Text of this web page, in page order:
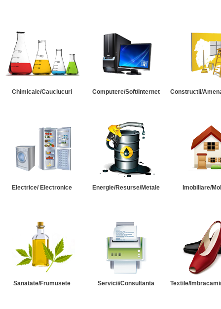
Chimicale/Cauciucuri Computere/Soft/Internet Constructii/
Electrice/ Electronice Energie/Resurse/Metale Imobiliare/
Sanatate/Frumusete Servicii/Consultanta Textile/